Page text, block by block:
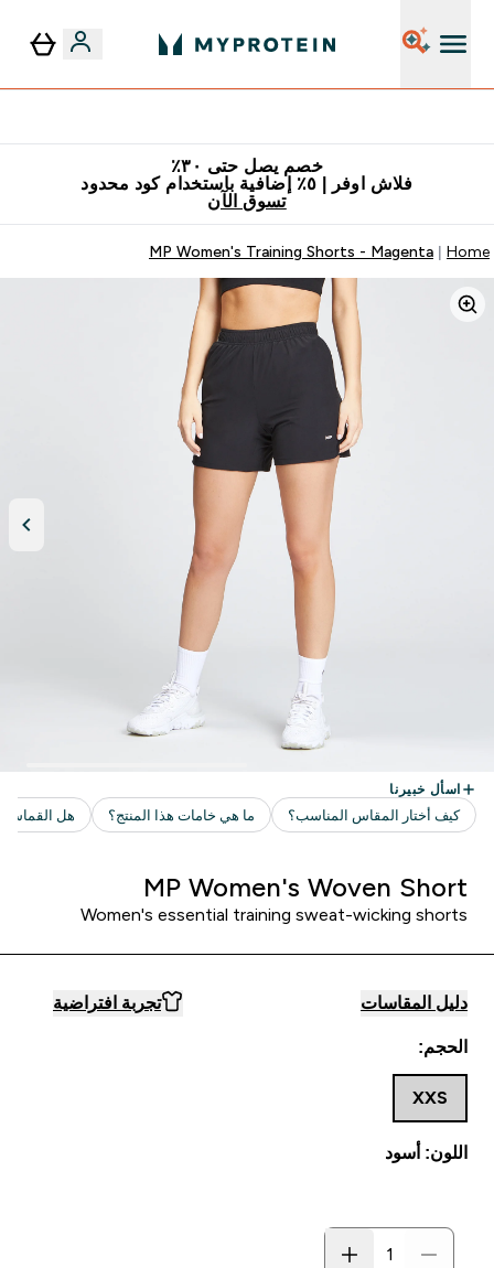
خصم يصل حتى ٣٠٪
فلاش اوفر | ٥٪ إضافية باستخدام كود محدود
تسوق الآن
Home
MP Women's Training Shorts - Magenta
MP Women's Woven Short
Women's essential training sweat-wicking shorts
دليل المقاسات تجربة افتراضية
الحجم:
XXS
اللون: أسود